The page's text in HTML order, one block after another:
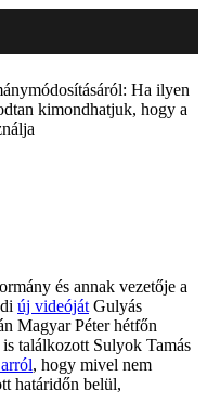
Ha ilyen
kimondhatjuk, hogy a
és annak vezetője a
új videóját Gulyás
Magyar Péter hétfőn
találkozott Sulyok Tamás
, hogy mivel nem
határidőn belül,